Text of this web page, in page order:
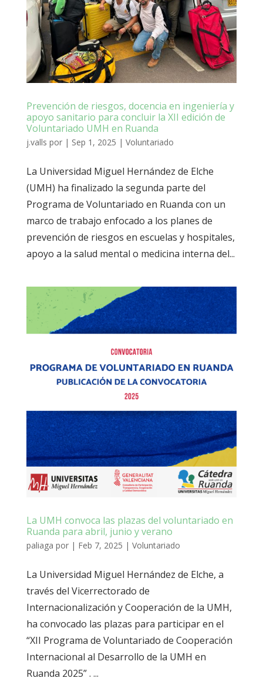
Prevención de riesgos, docencia en ingeniería y
apoyo sanitario para concluir la XII edición de
Voluntariado UMH en Ruanda
j.valls por | Sep 1, 2025 | Voluntariado
La Universidad Miguel Hernández de Elche
(UMH) ha finalizado la segunda parte del
Programa de Voluntariado en Ruanda con un
marco de trabajo enfocado a los planes de
prevención de riesgos en escuelas y hospitales,
apoyo a la salud mental o medicina interna del...
La UMH convoca las plazas del voluntariado en
Ruanda para abril, junio y verano
paliaga por | Feb 7, 2025 | Voluntariado
La Universidad Miguel Hernández de Elche, a
través del Vicerrectorado de
Internacionalización y Cooperación de la UMH,
ha convocado las plazas para participar en el
“XII Programa de Voluntariado de Cooperación
Internacional al Desarrollo de la UMH en
Ruanda 2025” . ...